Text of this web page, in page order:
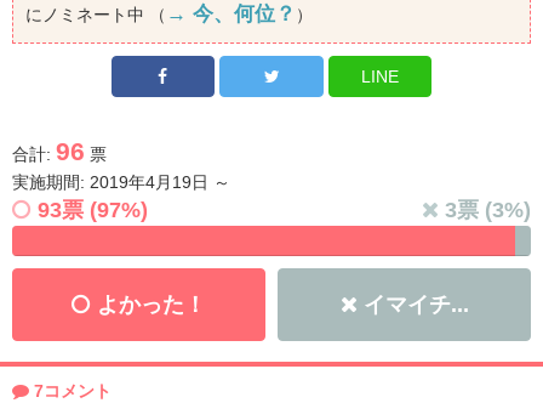
にノミネート中 （ → 今、何位？ ）
LINE
合計: 96 票
実施期間: 2019年4月19日 ～
93票 (97%) 3票 (3%)
よかった！ イマイチ...
7コメント